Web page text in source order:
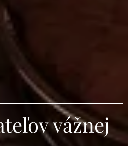
vážnej